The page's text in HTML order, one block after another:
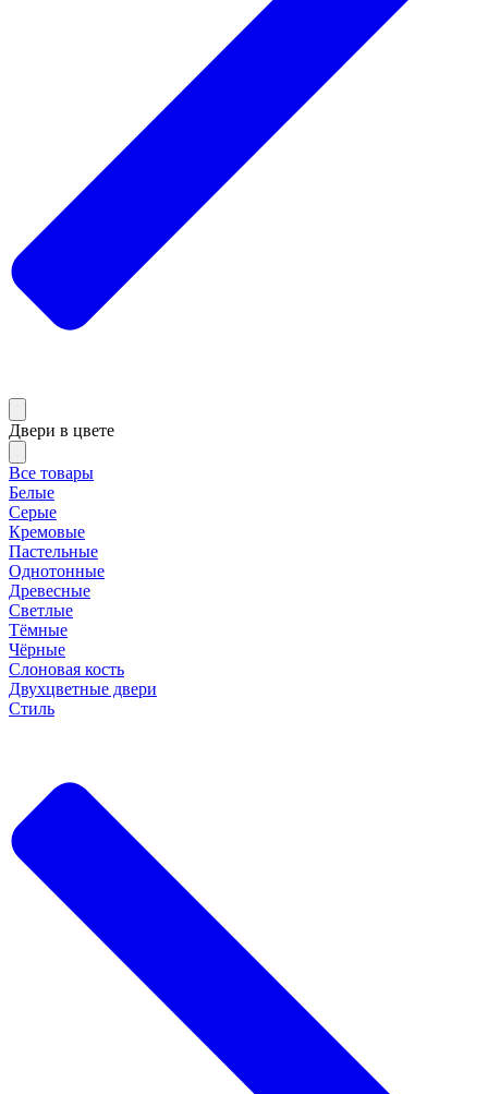
Двери в цвете
Все товары
Белые
Серые
Кремовые
Пастельные
Однотонные
Древесные
Светлые
Тёмные
Чёрные
Слоновая кость
Двухцветные двери
Стиль